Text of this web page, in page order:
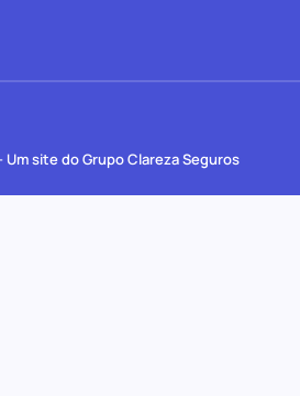
site do Grupo Clareza Seguros